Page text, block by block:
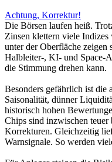
Achtung, Korrektur!
Die Börsen laufen heiß.
Zinsen klettern viele
unter der Oberfläche zeigen
Halbleiter-, KI- und Space-
die Stimmung drehen kann.
Besonders gefährlich ist die
Saisonalität, dünner
historisch hohen
Chips sind inzwischen
Korrekturen. Gleichzeitig
Warnsignale. So werden